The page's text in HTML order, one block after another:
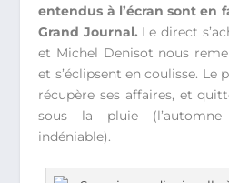
entendus à l’écran sont en
Grand Journal. Le direct
et Michel Denisot nous
et s’éclipsent en coulisse. Le
récupère ses affaires, et
sous la pluie
indéniable).